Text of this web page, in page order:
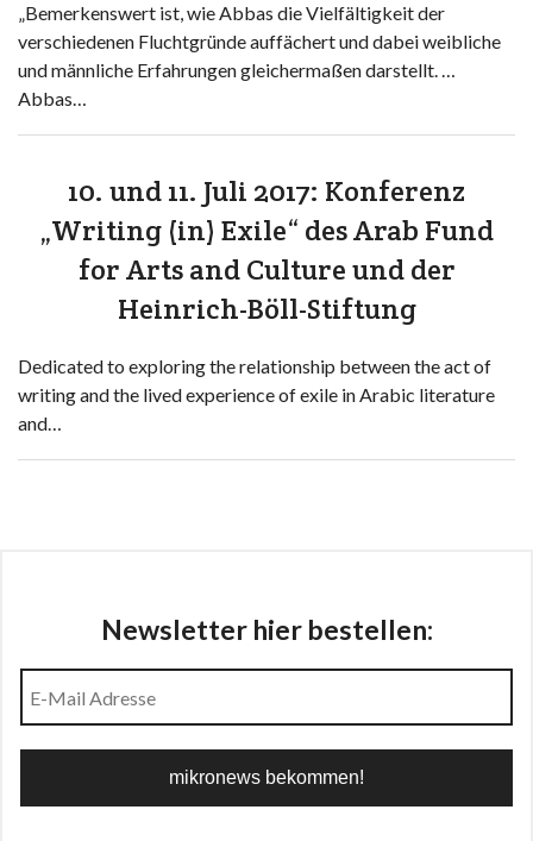
„Bemerkenswert ist, wie Abbas die Vielfältigkeit der
verschiedenen Fluchtgründe auffächert und dabei weibliche
und männliche Erfahrungen gleichermaßen darstellt. …
Abbas…
10. und 11. Juli 2017: Konferenz
„Writing (in) Exile“ des Arab Fund
for Arts and Culture und der
Heinrich-Böll-Stiftung
Dedicated to exploring the relationship between the act of
writing and the lived experience of exile in Arabic literature
and…
Newsletter hier bestellen: